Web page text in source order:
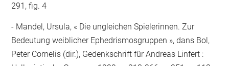
291, fig. 4
Mandel, Ursula, « Die ungleichen Spielerinnen. Zur
Bedeutung weiblicher Ephedrismosgruppen », dans Bol,
Peter Cornelis (dir.), Gedenkschrift für Andreas Linfert :